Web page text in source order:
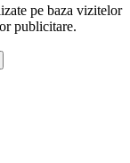
pe baza vizitelor
publicitare.